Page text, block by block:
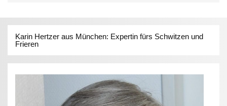
Karin Hertzer aus München: Expertin fürs Schwitzen und
Frieren